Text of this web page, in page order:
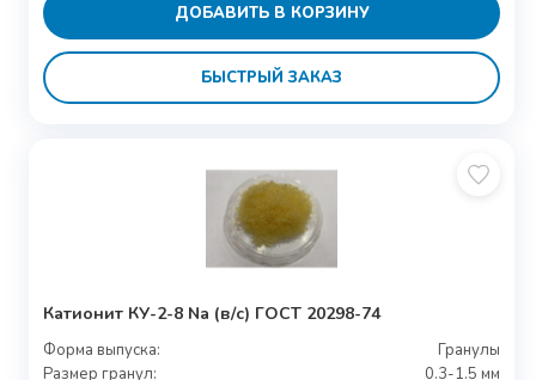
ДОБАВИТЬ В КОРЗИНУ
БЫСТРЫЙ ЗАКАЗ
Катионит КУ-2-8 Na (в/с) ГОСТ 20298-74
Форма выпуска:
Гранулы
Размер гранул:
0.3-1.5 мм